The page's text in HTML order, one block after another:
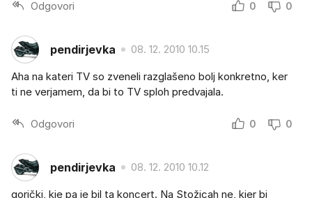
Odgovori 0 0
pendirjevka 08. 12. 2010 10.15
Aha na kateri TV so zveneli razglašeno bolj konkretno, ker
ti ne verjamem, da bi to TV sploh predvajala.
Odgovori 0 0
pendirjevka 08. 12. 2010 10.12
gorički, kje pa je bil ta koncert. Na Stožicah ne, kjer bi